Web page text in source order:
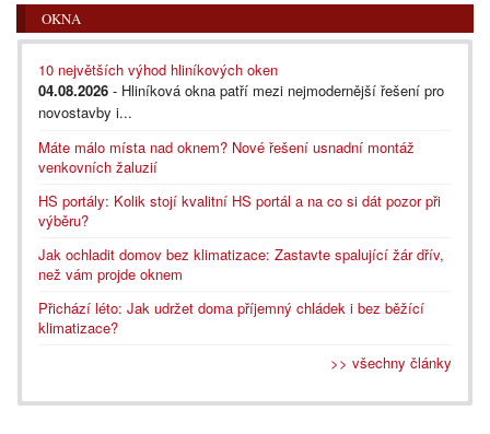
OKNA
10 největších výhod hliníkových oken
04.08.2026 - Hliníková okna patří mezi nejmodernější řešení pro
novostavby i...
Máte málo místa nad oknem? Nové řešení usnadní montáž
venkovních žaluzií
HS portály: Kolik stojí kvalitní HS portál a na co si dát pozor při
výběru?
Jak ochladit domov bez klimatizace: Zastavte spalující žár dřív,
než vám projde oknem
Přichází léto: Jak udržet doma příjemný chládek i bez běžící
klimatizace?
>> všechny články